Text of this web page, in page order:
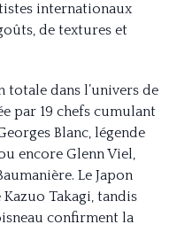
internationaux
de textures et
totale dans l’univers de
par 19 chefs cumulant
Blanc, légende
encore Glenn Viel,
Le Japon
Kazuo Takagi, tandis
confirment la